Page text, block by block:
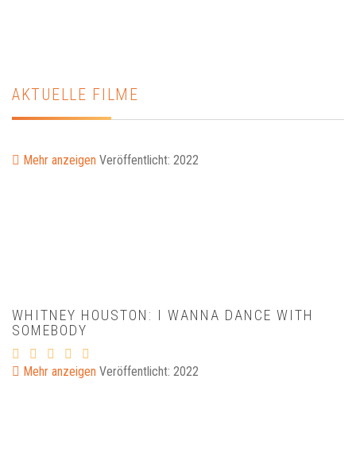
AKTUELLE FILME
Mehr anzeigen Veröffentlicht: 2022
WHITNEY HOUSTON: I WANNA DANCE WITH
SOMEBODY
Mehr anzeigen Veröffentlicht: 2022